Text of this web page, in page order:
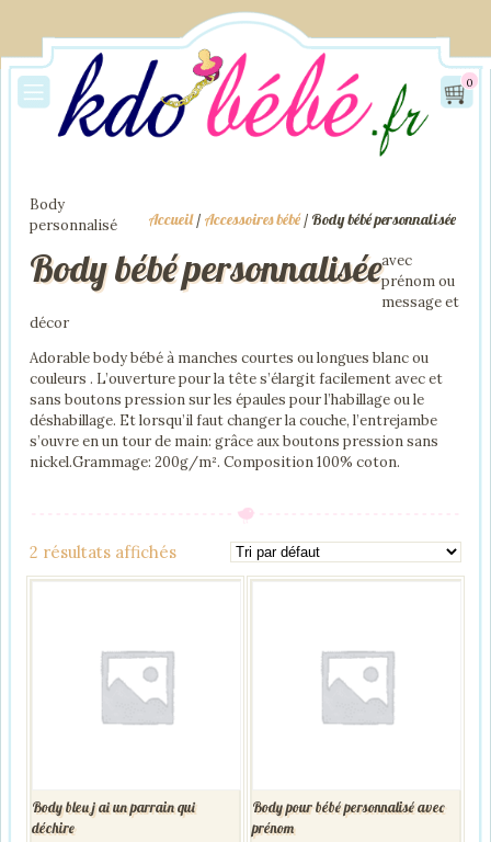
0
Accueil/ Accessoires bébé/ Body bébé personnalisée
Body bébé personnalisée
Body
personnalisé
avec
prénom ou
message et
décor
Adorable body bébé à manches courtes ou longues blanc ou
couleurs . L’ouverture pour la tête s’élargit facilement avec et
sans boutons pression sur les épaules pour l’habillage ou le
déshabillage. Et lorsqu’il faut changer la couche, l’entrejambe
s’ouvre en un tour de main: grâce aux boutons pression sans
nickel.Grammage: 200g/m². Composition 100% coton.
2 résultats affichés
Body bleu j ai un parrain qui
déchire
Body pour bébé personnalisé avec
prénom